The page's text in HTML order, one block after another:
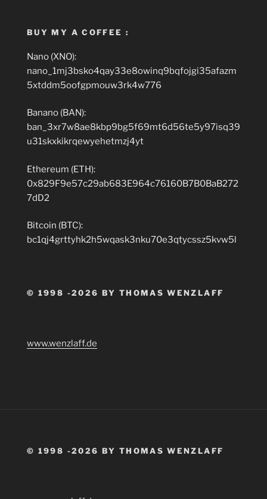
BUY MY A COFFEE :
Nano (XNO):
nano_1mj3bsko4qay33e8owinq9bqfojgi35afazm
5xtddm5oofgpmouw3rk4w776
Banano (BAN):
ban_3xr7w8ae8kbp9bg5f69mt6d56te5y97isq39
u31skxkikrqewyehetmzj4yt
Ethereum (ETH):
0x829F9e57c29ab683E964c76160B7B0BaB272
7dD2
Bitcoin (BTC):
bc1qj4grttyhk2h5wqask3nku70e3qtycssz5kvw5l
© 1998 -2026 BY THOMAS WENZLAFF
www.wenzlaff.de
© 1998 -2026 BY THOMAS WENZLAFF